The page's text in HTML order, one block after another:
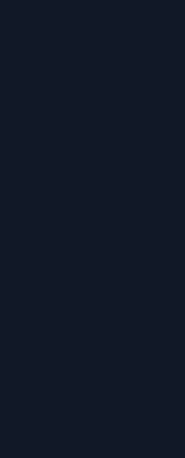
papaye, la
Verse la
la main,
papaye et
dessus.
le côté
𝘁𝘂 𝗽𝗲𝘂𝘅
𝗿𝗶𝘇